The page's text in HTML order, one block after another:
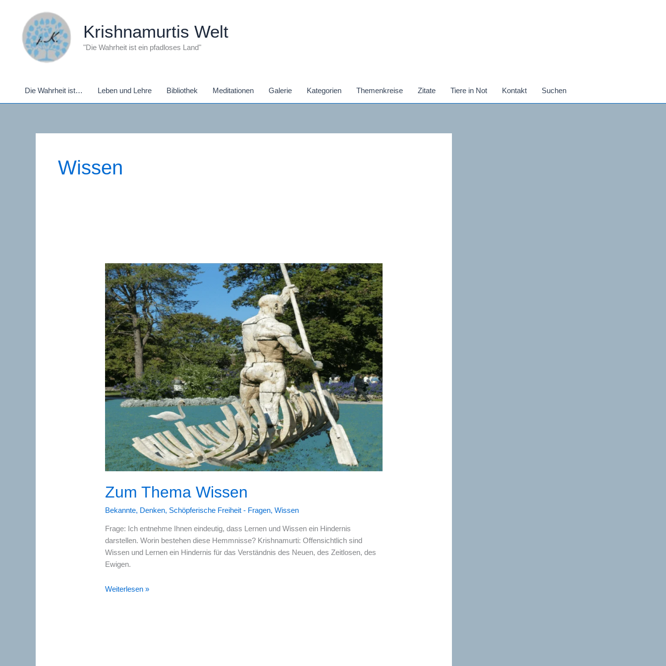
springen
Krishnamurtis Welt
"Die Wahrheit ist ein pfadloses Land"
Die Wahrheit ist… Leben und Lehre Bibliothek Meditationen Galerie Kategorien Themenkreise Zitate Tiere in Not Kontakt Suchen
Wissen
Zum Thema Wissen
Bekannte, Denken, Schöpferische Freiheit - Fragen,Wissen
Frage: Ich entnehme Ihnen eindeutig, dass Lernen und Wissen ein Hindernis
darstellen. Worin bestehen diese Hemmnisse? Krishnamurti: Offensichtlich sind
Wissen und Lernen ein Hindernis für das Verständnis des Neuen, des Zeitlosen, des
Ewigen.
Zum
Weiterlesen »